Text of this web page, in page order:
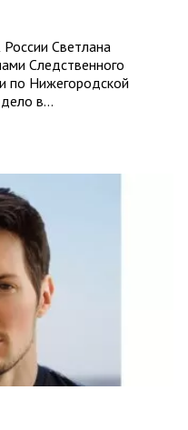
Светлана
Следственного
по Нижегородской
в…